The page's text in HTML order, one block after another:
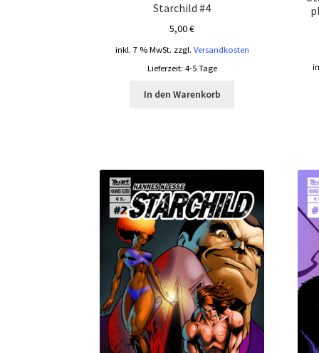
Starchild #4
5,00€
inkl. 7 % MwSt. zzgl. Versandkosten
Lieferzeit: 4-5 Tage
In den Warenkorb